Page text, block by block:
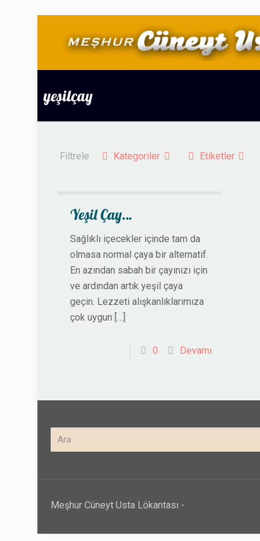
yeşilçay
Filtrele Kategoriler Etiketler
Yeşil Çay…
Sağlıklı içecekler içinde tam da
olmasa normal çaya bir alternatif.
En azından sabah bir çayınızı için
ve ardından artık yeşil çaya
geçin. Lezzeti alışkanlıklarımıza
çok uygun […]
0 Devamı
Meşhur Cüneyt Usta Lökantası -